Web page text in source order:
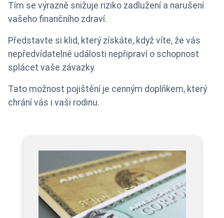
Tím se výrazně snižuje riziko zadlužení a narušení
vašeho finančního zdraví.
Představte si klid, který získáte, když víte, že vás
nepředvídatelné události nepřipraví o schopnost
splácet vaše závazky.
Tato možnost pojištění je cenným doplňkem, který
chrání vás i vaši rodinu.